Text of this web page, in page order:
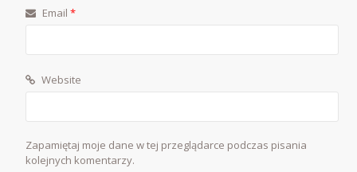
Email*
Website
Zapamiętaj moje dane w tej przeglądarce podczas pisania
kolejnych komentarzy.